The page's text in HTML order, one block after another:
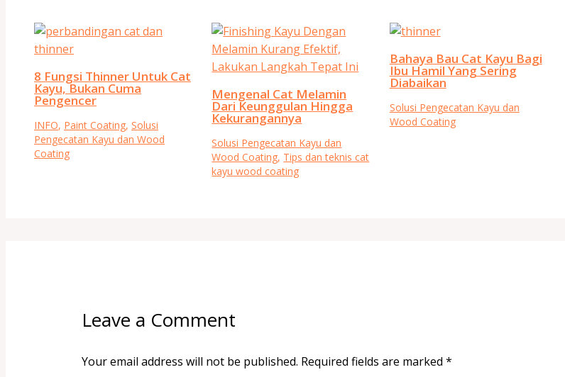
8 Fungsi Thinner Untuk Cat
Kayu, Bukan Cuma
Pengencer
INFO, Paint Coating, Solusi
Pengecatan Kayu dan Wood
Coating
Mengenal Cat Melamin
Dari Keunggulan Hingga
Kekurangannya
Solusi Pengecatan Kayu dan
Wood Coating, Tips dan teknis cat
kayu wood coating
Bahaya Bau Cat Kayu Bagi
Ibu Hamil Yang Sering
Diabaikan
Solusi Pengecatan Kayu dan
Wood Coating
Leave a Comment
Your email address will not be published. Required fields are marked *